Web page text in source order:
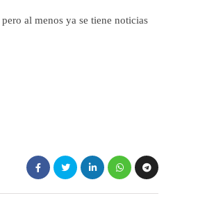
al menos ya se tiene noticias